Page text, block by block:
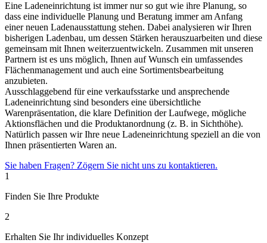
Eine Ladeneinrichtung ist immer nur so gut wie ihre Planung, so
dass eine individuelle Planung und Beratung immer am Anfang
einer neuen Ladenausstattung stehen. Dabei analysieren wir Ihren
bisherigen Ladenbau, um dessen Stärken herauszuarbeiten und diese
gemeinsam mit Ihnen weiterzuentwickeln. Zusammen mit unseren
Partnern ist es uns möglich, Ihnen auf Wunsch ein umfassendes
Flächenmanagement und auch eine Sortimentsbearbeitung
anzubieten.
Ausschlaggebend für eine verkaufsstarke und ansprechende
Ladeneinrichtung sind besonders eine übersichtliche
Warenpräsentation, die klare Definition der Laufwege, mögliche
Aktionsflächen und die Produktanordnung (z. B. in Sichthöhe).
Natürlich passen wir Ihre neue Ladeneinrichtung speziell an die von
Ihnen präsentierten Waren an.
Sie haben Fragen? Zögern Sie nicht uns zu kontaktieren.
1
Finden Sie Ihre Produkte
2
Erhalten Sie Ihr individuelles Konzept